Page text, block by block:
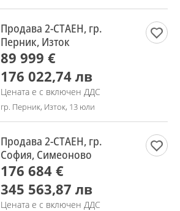
Продава 2-СТАЕН, гр.
Перник, Изток
89 999 €
176 022,74 лв
Цената е с включен ДДС
гр. Перник, Изток, 13 юли
Продава 2-СТАЕН, гр.
София, Симеоново
176 684 €
345 563,87 лв
Цената е с включен ДДС